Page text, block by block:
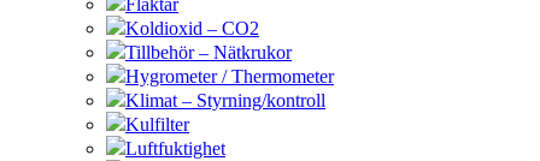
Fläktar
Koldioxid – CO2
Tillbehör – Nätkrukor
Hygrometer / Thermometer
Klimat – Styrning/kontroll
Kulfilter
Luftfuktighet